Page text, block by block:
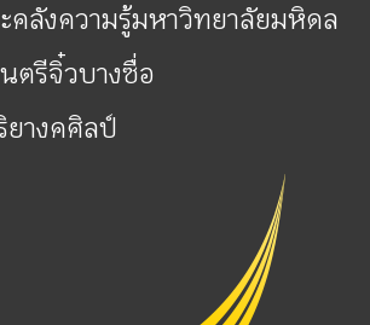
คลังความรู้มหาวิทยาลัยมหิดล
ตรีจิ๋วบางซื่อ
ยางคศิลป์